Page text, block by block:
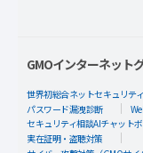
GMOインターネット
世界初総合ネットセキュリテ
パスワード漏洩診断
セキュリティ相談AIチャット
実在証明・盗聴対策